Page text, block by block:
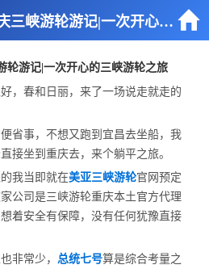
总统七号武汉到重庆三峡游轮游记|一次开心的三峡游轮之旅 
轮游记|一次开心的三峡游轮之旅
，春和日丽，来了一场说走就走的
省事，不想又跑到宜昌去坐船，我
接坐到重庆去，来个躺平之旅。
我当即就在美亚三峡游轮官网预定
公司是三峡游轮重庆本土官方代理
着安全有保障，没有任何犹豫直接
非常少， 总统七号算是综合考量之